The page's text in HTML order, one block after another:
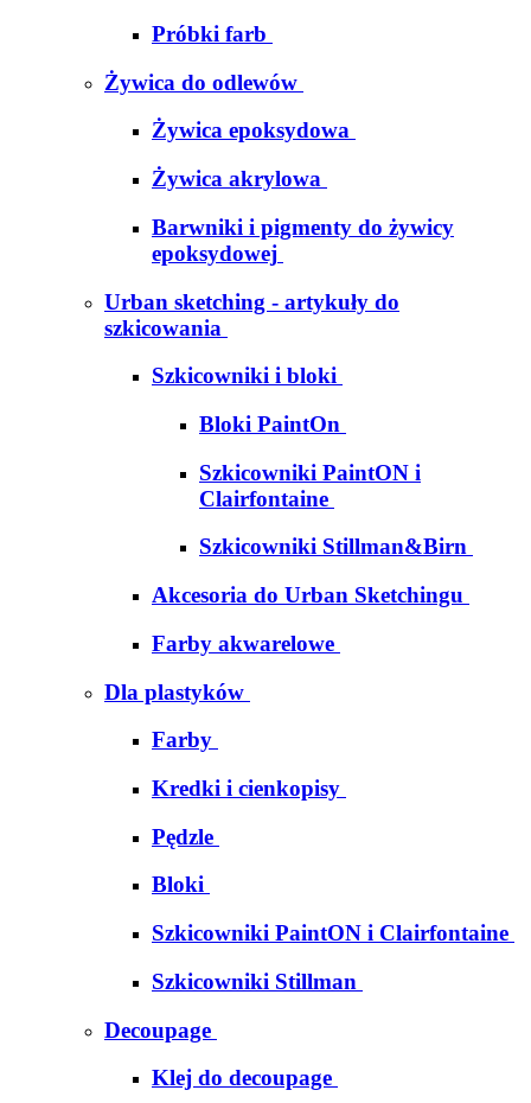
Próbki farb
Żywica do odlewów
Żywica epoksydowa
Żywica akrylowa
Barwniki i pigmenty do żywicy
epoksydowej
Urban sketching - artykuły do
szkicowania
Szkicowniki i bloki
Bloki PaintOn
Szkicowniki PaintON i
Clairfontaine
Szkicowniki Stillman&Birn
Akcesoria do Urban Sketchingu
Farby akwarelowe
Dla plastyków
Farby
Kredki i cienkopisy
Pędzle
Bloki
Szkicowniki PaintON i Clairfontaine
Szkicowniki Stillman
Decoupage
Klej do decoupage